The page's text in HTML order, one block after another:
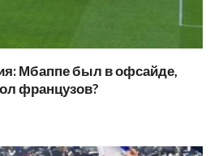
Мбаппе был в офсайде,
французов?